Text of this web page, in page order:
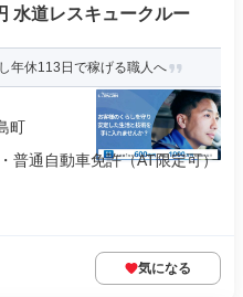
水道レスキュークルー
年休113日で稼げる職人へ
町
普通自動車免許（AT限定可）
気になる